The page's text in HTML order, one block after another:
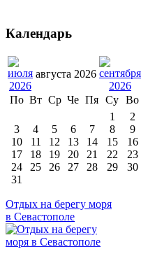
Календарь
августа 2026
По Вт Ср Че Пя Су Во
1
2
3
4 5 6 7 8
9
10
11 12 13 14 15
16
17
18 19 20 21 22
23
24
25 26 27 28 29
30
31
Отдых на берегу моря
в Севастополе